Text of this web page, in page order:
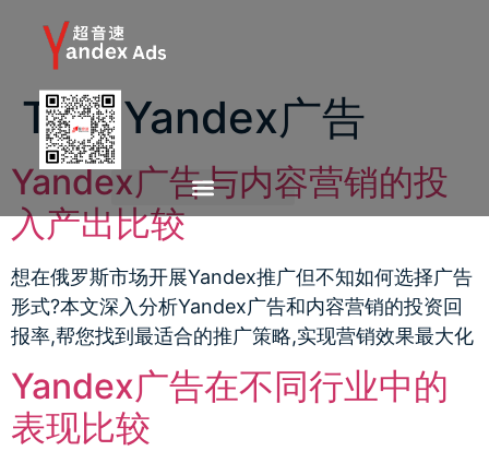
Tag:Yandex广告
Yandex广告与内容营销的投
入产出比较
想在俄罗斯市场开展Yandex推广但不知如何选择广告
形式?本文深入分析Yandex广告和内容营销的投资回
报率,帮您找到最适合的推广策略,实现营销效果最大化
Yandex广告在不同行业中的
表现比较